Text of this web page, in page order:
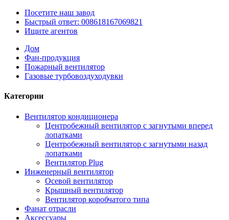
Посетите наш завод
Быстрый ответ: 008618167069821
Ищите агентов
Дом
Фан-продукция
Пожарный вентилятор
Газовые турбовоздуходувки
Категории
Вентилятор кондиционера
Центробежный вентилятор с загнутыми вперед
лопатками
Центробежный вентилятор с загнутыми назад
лопатками
Вентилятор Plug
Инженерный вентилятор
Осевой вентилятор
Крышный вентилятор
Вентилятор коробчатого типа
Фанат отрасли
Аксессуары